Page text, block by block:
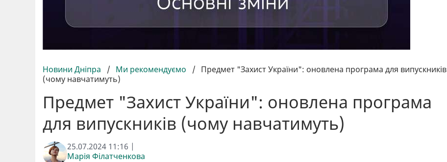
Новини Дніпра / Ми рекомендуємо / Предмет "Захист України": оновлена програма для випускників
(чому навчатимуть)
Предмет "Захист України": оновлена програма
для випускників (чому навчатимуть)
25.07.2024 11:16 |
Марія Філатченкова